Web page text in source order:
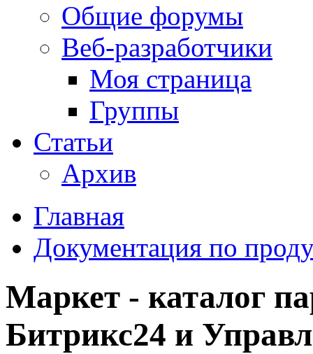
Общие форумы
Веб-разработчики
Моя страница
Группы
Статьи
Архив
Главная
Документация по
Маркет - каталог
Битрикс24 и